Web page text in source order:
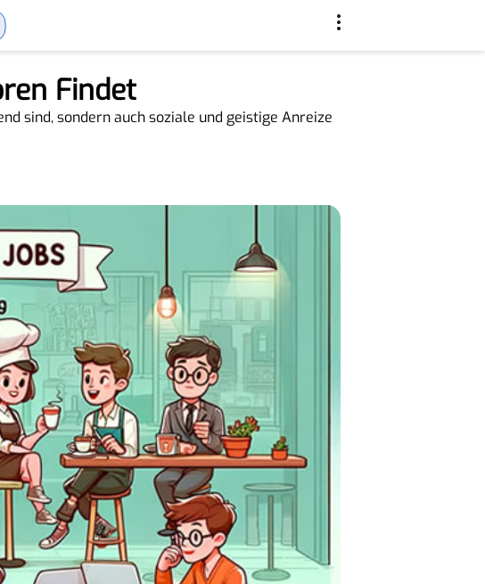
Findet
sind, sondern auch soziale und geistige Anreize